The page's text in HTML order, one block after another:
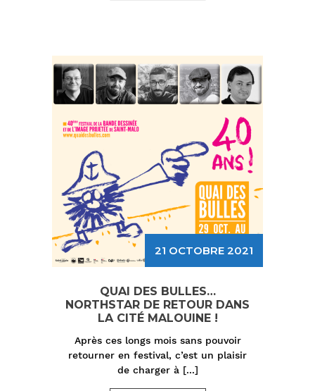
21 OCTOBRE 2021
QUAI DES BULLES…
NORTHSTAR DE RETOUR DANS
LA CITÉ MALOUINE !
Après ces longs mois sans pouvoir
retourner en festival, c’est un plaisir
de charger à [...]